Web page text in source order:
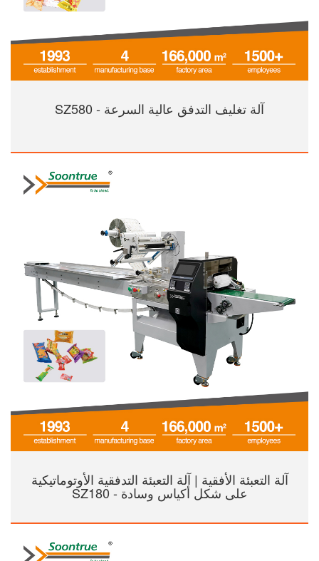
آلة تغليف التدفق عالية السرعة - SZ580
آلة التعبئة الأفقية | آلة التعبئة التدفقية الأوتوماتيكية
على شكل أكياس وسادة - SZ180